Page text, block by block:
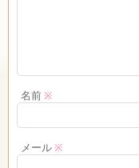
名前※
メール※